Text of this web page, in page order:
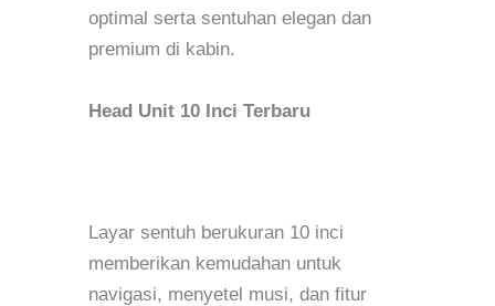
optimal serta sentuhan elegan dan
premium di kabin.
Head Unit 10 Inci Terbaru
Layar sentuh berukuran 10 inci
memberikan kemudahan untuk
navigasi, menyetel musi, dan fitur